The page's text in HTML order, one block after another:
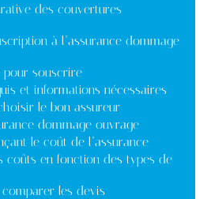
des couvertures
à l’assurance dommage
pour souscrire
et informations nécessaires
le bon assureur
dommage ouvrage
le coût de l’assurance
coûts en fonction des types de
les devis